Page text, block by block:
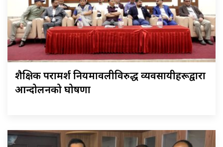
शैक्षिक परामर्श नियमावलीविरुद्ध व्यवसायीहरूद्वारा
आन्दोलनको घोषणा